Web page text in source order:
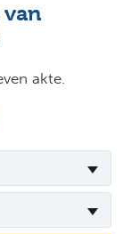
akte.